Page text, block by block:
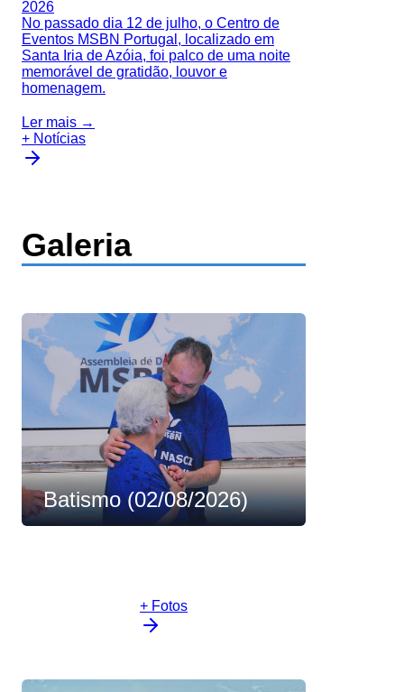
2026
No passado dia 12 de julho, o Centro de
Eventos MSBN Portugal, localizado em
Santa Iria de Azóia, foi palco de uma noite
memorável de gratidão, louvor e
homenagem.
Ler mais →
+ Notícias
Galeria
Batismo (02/08/2026)
+ Fotos